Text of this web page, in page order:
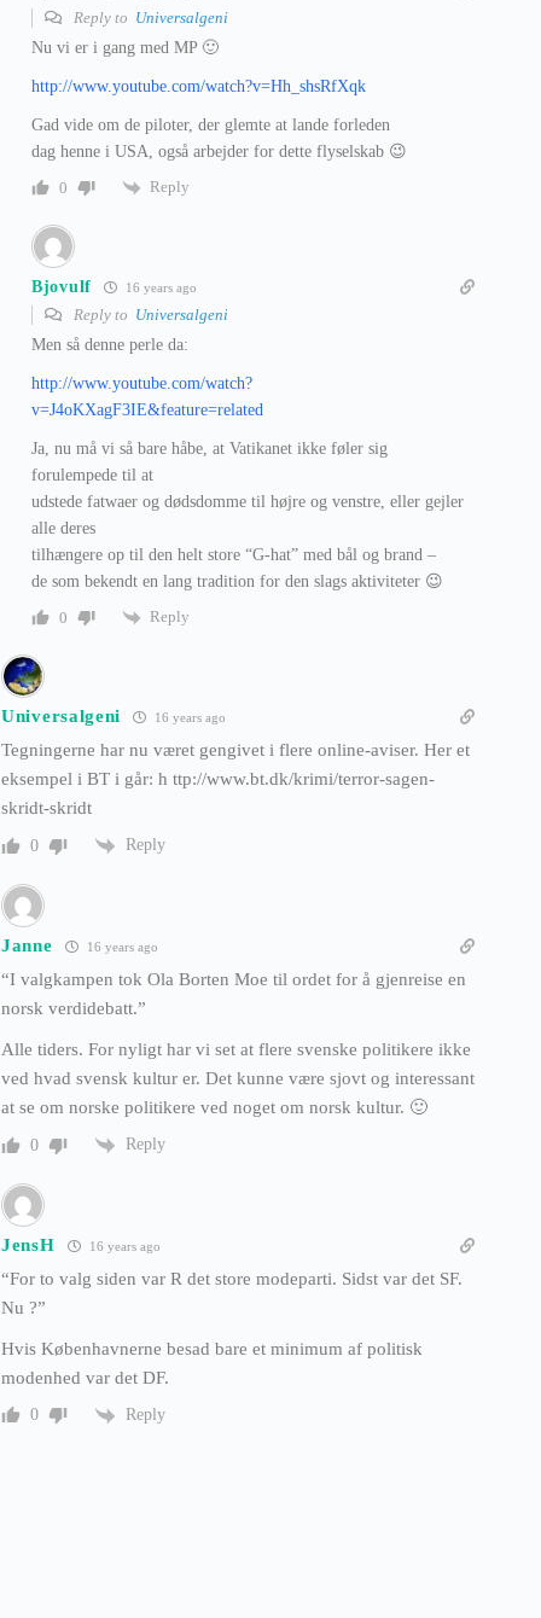
Reply to Universalgeni
Nu vi er i gang med MP 🙂
http://www.youtube.com/watch?v=Hh_shsRfXqk
Gad vide om de piloter, der glemte at lande forleden
dag henne i USA, også arbejder for dette flyselskab 😉
0
Reply
Bjovulf 16 years ago
Reply to Universalgeni
Men så denne perle da:
http://www.youtube.com/watch?
v=J4oKXagF3IE&feature=related
Ja, nu må vi så bare håbe, at Vatikanet ikke føler sig
forulempede til at
udstede fatwaer og dødsdomme til højre og venstre, eller gejler
alle deres
tilhængere op til den helt store “G-hat” med bål og brand –
de som bekendt en lang tradition for den slags aktiviteter 😉
0
Reply
Universalgeni 16 years ago
Tegningerne har nu været gengivet i flere online-aviser. Her et
eksempel i BT i går: h ttp://www.bt.dk/krimi/terror-sagen-
skridt-skridt
0 Reply
Janne 16 years ago
“I valgkampen tok Ola Borten Moe til ordet for å gjenreise en
norsk verdidebatt.”
Alle tiders. For nyligt har vi set at flere svenske politikere ikke
ved hvad svensk kultur er. Det kunne være sjovt og interessant
at se om norske politikere ved noget om norsk kultur. 🙂
0 Reply
JensH 16 years ago
“For to valg siden var R det store modeparti. Sidst var det SF.
Nu ?”
Hvis Københavnerne besad bare et minimum af politisk
modenhed var det DF.
0 Reply